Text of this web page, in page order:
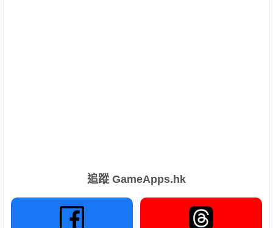
追蹤 GameApps.hk